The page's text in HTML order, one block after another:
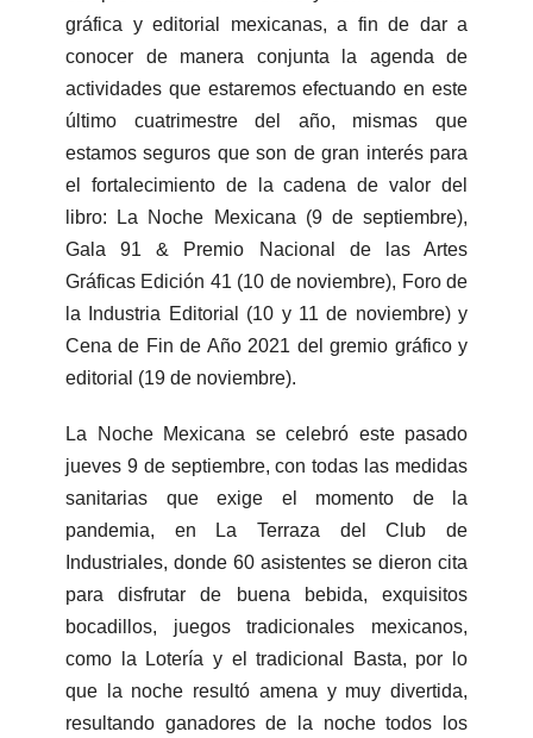
gráfica y editorial mexicanas, a fin de dar a
conocer de manera conjunta la agenda de
actividades que estaremos efectuando en este
último cuatrimestre del año, mismas que
estamos seguros que son de gran interés para
el fortalecimiento de la cadena de valor del
libro: La Noche Mexicana (9 de septiembre),
Gala 91 & Premio Nacional de las Artes
Gráficas Edición 41 (10 de noviembre), Foro de
la Industria Editorial (10 y 11 de noviembre) y
Cena de Fin de Año 2021 del gremio gráfico y
editorial (19 de noviembre).
La Noche Mexicana se celebró este pasado
jueves 9 de septiembre, con todas las medidas
sanitarias que exige el momento de la
pandemia, en La Terraza del Club de
Industriales, donde 60 asistentes se dieron cita
para disfrutar de buena bebida, exquisitos
bocadillos, juegos tradicionales mexicanos,
como la Lotería y el tradicional Basta, por lo
que la noche resultó amena y muy divertida,
resultando ganadores de la noche todos los